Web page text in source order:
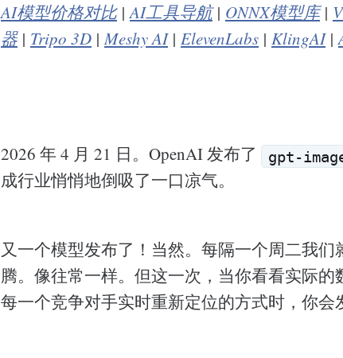
AI模型价格对比|AI工具导航| ONNX模型库|
器| Tripo 3D |Meshy AI| ElevenLabs | KlingAI|
2026 年 4 月 21 日。OpenAI 发布了 gpt-
成行业悄悄地倒吸了一口凉气。
又一个模型发布了！当然。每隔一个周二我
腾。像往常一样。但这一次，当你看看实际
每一个竞争对手实时重新定位的方式时，你会